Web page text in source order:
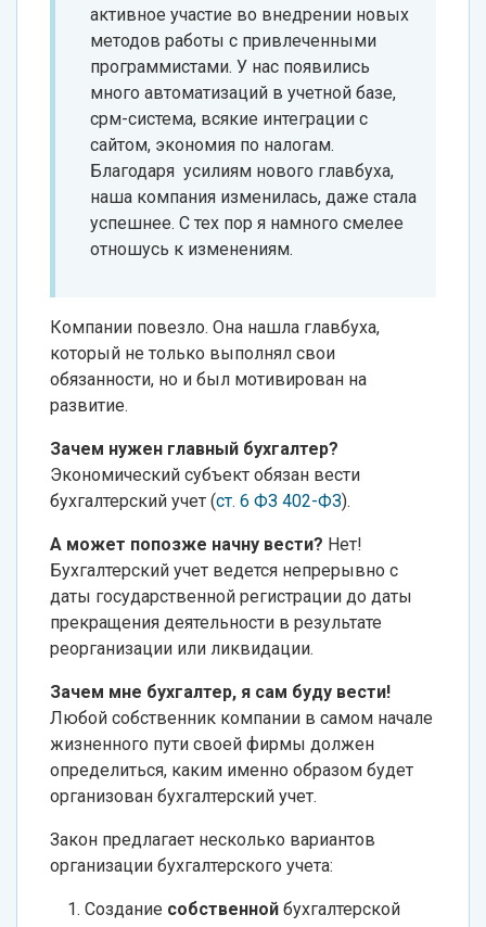
активное участие во внедрении новых
методов работы с привлеченными
программистами. У нас появились
много автоматизаций в учетной базе,
срм-система, всякие интеграции с
сайтом, экономия по налогам.
Благодаря усилиям нового главбуха,
наша компания изменилась, даже стала
успешнее. С тех пор я намного смелее
отношусь к изменениям.
Компании повезло. Она нашла главбуха,
который не только выполнял свои
обязанности, но и был мотивирован на
развитие.
Зачем нужен главный бухгалтер?
Экономический субъект обязан вести
бухгалтерский учет (ст. 6 ФЗ 402-ФЗ).
А может попозже начну вести? Нет!
Бухгалтерский учет ведется непрерывно с
даты государственной регистрации до даты
прекращения деятельности в результате
реорганизации или ликвидации.
Зачем мне бухгалтер, я сам буду вести!
Любой собственник компании в самом начале
жизненного пути своей фирмы должен
определиться, каким именно образом будет
организован бухгалтерский учет.
Закон предлагает несколько вариантов
организации бухгалтерского учета:
Создание собственной бухгалтерской